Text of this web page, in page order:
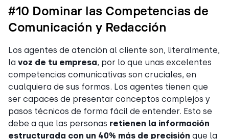
#10 Dominar las Competencias de
Comunicación y Redacción
Los agentes de atención al cliente son, literalmente,
la voz de tu empresa, por lo que unas excelentes
competencias comunicativas son cruciales, en
cualquiera de sus formas. Los agentes tienen que
ser capaces de presentar conceptos complejos y
pasos técnicos de forma fácil de entender. Esto se
debe a que las personas retienen la información
estructurada con un 40% más de precisión que la